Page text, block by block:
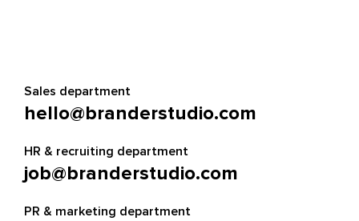
Sales department
hello@branderstudio.com
HR & recruiting department
job@branderstudio.com
PR & marketing department